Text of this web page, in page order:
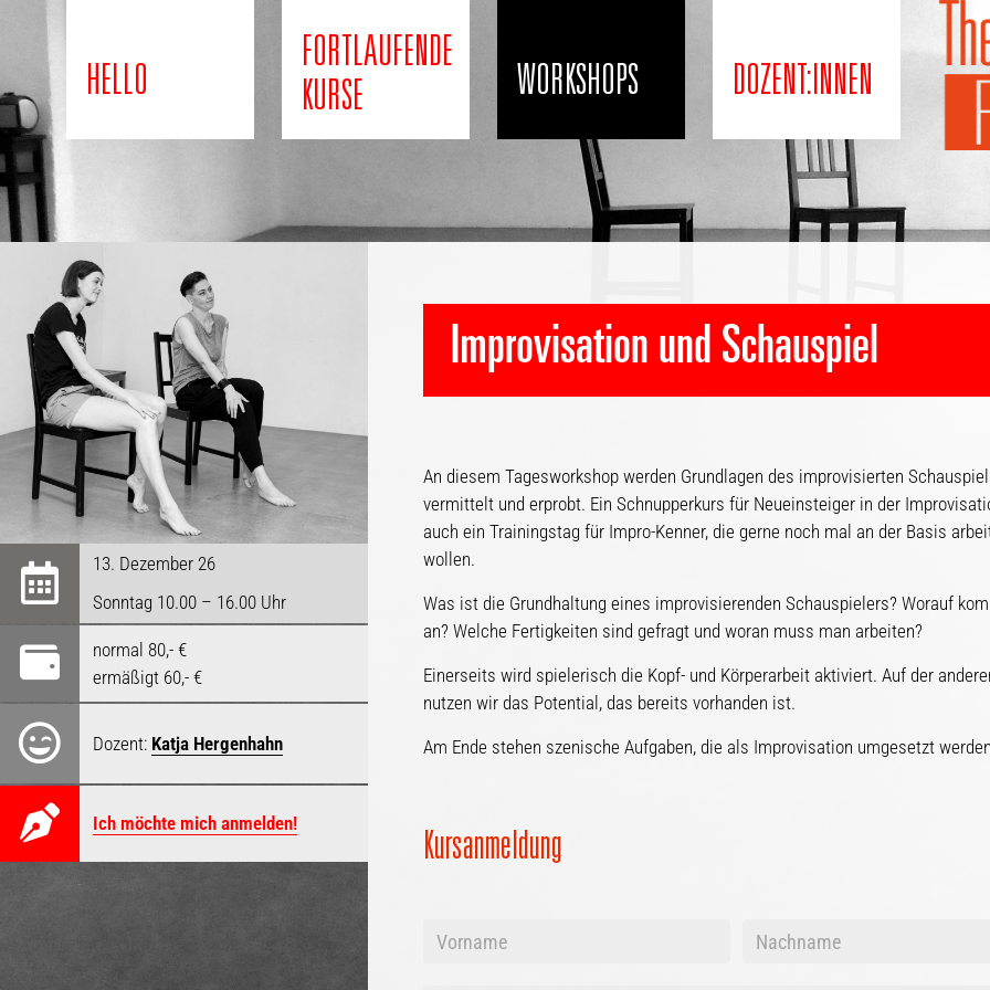
HELLO
FORTLAUFENDE
KURSE
WORKSHOPS DOZENT:INNEN
13. Dezember 26
Sonntag 10.00 – 16.00 Uhr
normal 80,- €
ermäßigt 60,- €
Dozent: Katja Hergenhahn
Ich möchte mich anmelden!
Improvisation und Schauspiel
An diesem Tagesworkshop werden Grundlagen des improvisierten
vermittelt und erprobt. Ein Schnupperkurs für Neueinsteiger in der
auch ein Trainingstag für Impro-Kenner, die gerne noch mal an der Basis
wollen.
Was ist die Grundhaltung eines improvisierenden Schauspielers? Worauf
an? Welche Fertigkeiten sind gefragt und woran muss man arbeiten?
Einerseits wird spielerisch die Kopf- und Körperarbeit aktiviert. Auf der
nutzen wir das Potential, das bereits vorhanden ist.
Am Ende stehen szenische Aufgaben, die als Improvisation umgesetzt
Kursanmeldung
Vorname
Vorname